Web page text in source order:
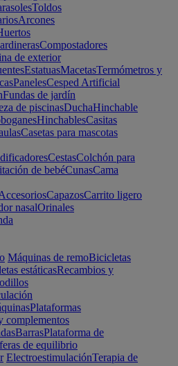
Toldos
Arcones
Compostadores
de exterior
EstatuasMacetasTermómetros y
PanelesCesped Artificial
Fundas de jardín
de piscinasDuchaHinchable
HinchablesCasitas
Casetas para mascotas
CestasColchón para
de bebéCunasCama
CapazosCarrito ligero
nasalOrinales
Máquinas de remoBicicletas
estáticasRecambios y
Plataformas
complementos
BarrasPlataforma de
de equilibrio
ElectroestimulaciónTerapia de